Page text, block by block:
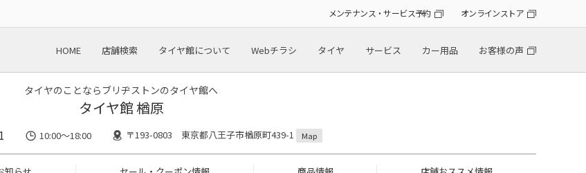
メンテナンス・サービス予約 オンラインストア
HOME 店舗検索 タイヤ館について Webチラシ タイヤ サービス カー用品 お客様の声
タイヤのことならブリヂストンのタイヤ館へ
タイヤ館 楢原
10:00～18:00 〒193-0803 東京都八王子市楢原町439-1 Map